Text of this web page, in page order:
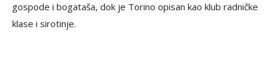
gospode i bogataša, dok je Torino opisan kao klub radničke
klase i sirotinje.